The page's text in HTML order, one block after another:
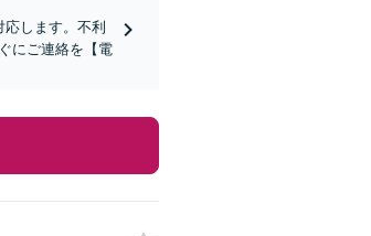
します。不利
にご連絡を【電